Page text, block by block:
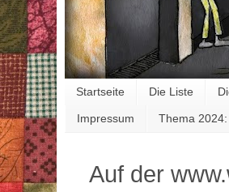
Startseite Die Liste
Impressum Thema
Auf der